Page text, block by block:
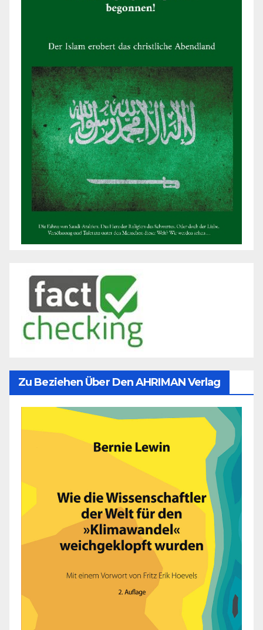
Zu Beziehen Über Den AHRIMAN Verlag